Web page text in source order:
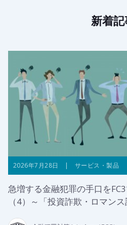
新着
2026年7月28日 | サービス・製品
急増する金融犯罪の手口を
（4）～「投資詐欺・ロマン